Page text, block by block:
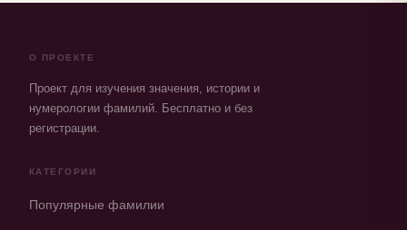
О ПРОЕКТЕ
Проект для изучения значения, истории и
нумерологии фамилий. Бесплатно и без
регистрации.
КАТЕГОРИИ
Популярные фамилии